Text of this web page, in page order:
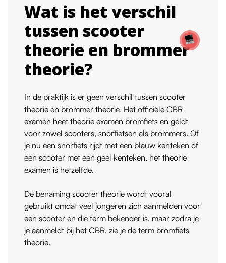
Wat is het verschil
tussen scooter
theorie en brommer
theorie?
In de praktijk is er geen verschil tussen scooter
theorie en brommer theorie. Het officiële CBR
examen heet theorie examen bromfiets en geldt
voor zowel scooters, snorfietsen als brommers. Of
je nu een snorfiets rijdt met een blauw kenteken of
een scooter met een geel kenteken, het theorie
examen is hetzelfde.
De benaming scooter theorie wordt vooral
gebruikt omdat veel jongeren zich aanmelden voor
een scooter en die term bekender is, maar zodra je
je aanmeldt bij het CBR, zie je de term bromfiets
theorie.